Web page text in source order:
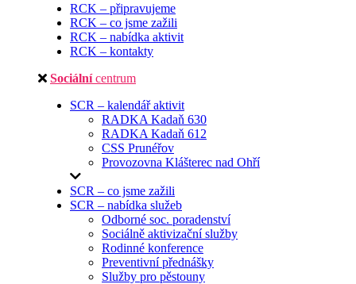
RCK – připravujeme
RCK – co jsme zažili
RCK – nabídka aktivit
RCK – kontakty
Sociální centrum
SCR – kalendář aktivit
RADKA Kadaň 630
RADKA Kadaň 612
CSS Prunéřov
Provozovna Klášterec nad Ohří
SCR – co jsme zažili
SCR – nabídka služeb
Odborné soc. poradenství
Sociálně aktivizační služby
Rodinné konference
Preventivní přednášky
Služby pro pěstouny